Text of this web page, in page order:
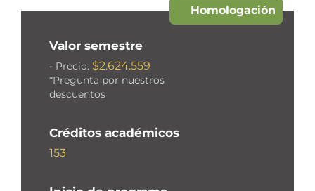
Homologación
Valor semestre
- Precio: $2.624.559
*Pregunta por nuestros
descuentos
Créditos académicos
153